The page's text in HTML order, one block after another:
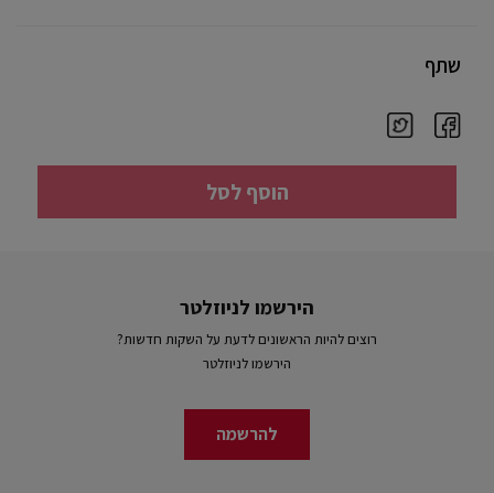
שתף
הוסף לסל
הירשמו לניוזלטר
רוצים להיות הראשונים לדעת על השקות חדשות?
הירשמו לניוזלטר
להרשמה